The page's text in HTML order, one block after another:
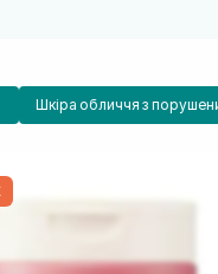
Шкіра обличчя з